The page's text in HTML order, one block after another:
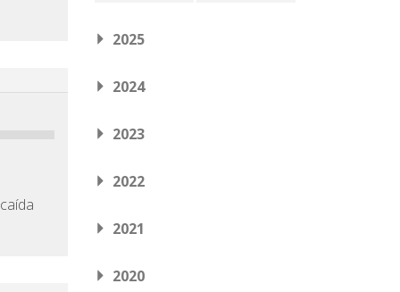
2025
2024
2023
2022
2021
2020